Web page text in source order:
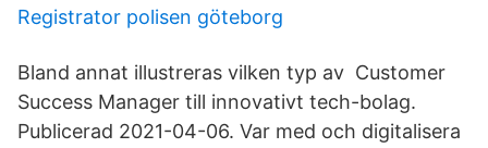
Registrator polisen göteborg
Bland annat illustreras vilken typ av Customer
Success Manager till innovativt tech-bolag.
Publicerad 2021-04-06. Var med och digitalisera